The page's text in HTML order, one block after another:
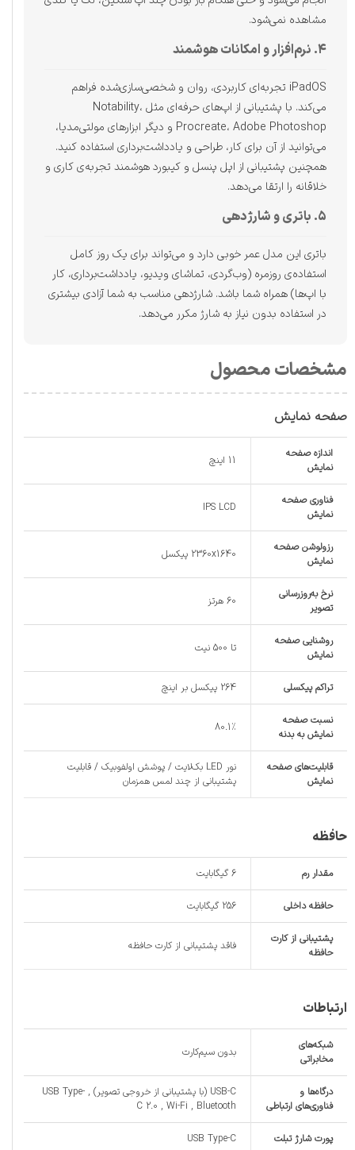
مشخصات محصول
صفحه نمایش
اندازه صفحه
نمایش
11 اینچ
فناوری صفحه‌
نمایش
IPS LCD
رزولوشن صفحه
نمایش
2360x1640 پیکسل
نرخ به‌روزرسانی
تصویر
60 هرتز
روشنایی صفحه
نمایش
تا 500 نیت
تراکم پیکسلی 264 پیکسل بر اینچ
نسبت صفحه‌
نمایش به بدنه
80.1%
قابلیت‌های صفحه
نمایش
نور LED بک‌لایت / پوشش اولفوبیک / قابلیت
پشتیبانی از چند لمس همزمان
حافظه
مقدار رم 6 گیگابایت
حافظه داخلی 256 گیگابایت
پشتیبانی از کارت
حافظه
فاقد پشتیبانی از کارت حافظه
ارتباطات
شبکه‌های
مخابراتی
بدون سیم‌کارت
درگاه‌ها و
فناوری‌های ارتباطی
USB-C (با پشتیبانی از خروجی تصویر) , USB Type-
C 2.0 , Wi-Fi , Bluetooth
پورت شارژ تبلت USB Type-C
مشاهده نمی‌شود.
۴. نرم‌افزار و امکانات هوشمند
iPadOS تجربه‌ای کاربردی، روان و شخصی‌سازی‌شده فراهم
می‌کند. با پشتیبانی از اپ‌های حرفه‌ای مثل Notability،
Procreate، Adobe Photoshop و دیگر ابزارهای مولتی‌مدیا،
می‌توانید از آن برای کار، طراحی و یادداشت‌برداری استفاده کنید.
همچنین پشتیبانی از اپل پنسل و کيبورد هوشمند تجربه‌ی کاری و
خلاقانه را ارتقا می‌دهد.
۵. باتری و شارژدهی
باتری این مدل عمر خوبی دارد و می‌تواند برای یک روز کامل
استفاده‌ی روزمره (وب‌گردی، تماشای ویدیو، یادداشت‌برداری، کار
با اپ‌ها) همراه شما باشد. شارژدهی مناسب به شما آزادی بیشتری
در استفاده بدون نیاز به شارژ مکرر می‌دهد.